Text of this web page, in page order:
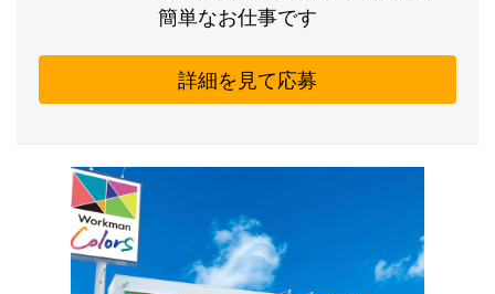
簡単なお仕事です
詳細を見て応募